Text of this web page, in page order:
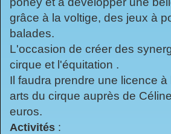
grâce à la voltige, des jeux à
balades.
L'occasion de créer des
cirque et l'équitation .
Il faudra prendre une licence
arts du cirque auprès de
euros.
Activités :